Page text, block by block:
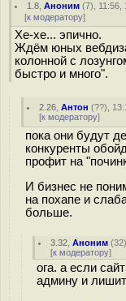
1.8 ,Аноним (7), 11:56,
[к модератору]
Хе-хе... эпично.
Ждём юных
колонной с
быстро и много".
2.26 ,Антон (??),
[к модератору]
пока они будут
конкуренты
профит на
И бизнес не
на похапе и
больше.
3.32 ,Аноним (32
[к модератору]
ога. а если
админу и